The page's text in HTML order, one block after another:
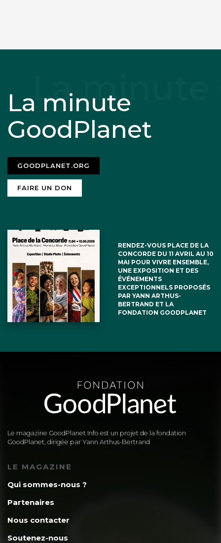
La minute
GoodPlanet
GOODPLANET.ORG
FAIRE UN DON
RENDEZ-VOUS PLACE DE LA
CONCORDE DU 11 AVRIL AU 10
MAI POUR VIVRE ENSEMBLE,
UNE EXPOSITION ET DES
ÉVÉNEMENTS
EXCEPTIONNELS PROPOSÉS
PAR YANN ARTHUS-
BERTRAND ET LA
FONDATION GOODPLANET
Le magazine GoodPlanet Info est un projet de la fondation
GoodPlanet, dirigée par Yann Arthus-Bertrand
LE MAGAZINE
Qui sommes-nous ?
Partenaires
Nous contacter
Soutenez-nous